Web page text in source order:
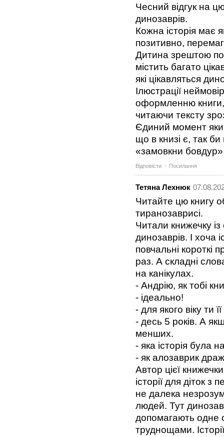
Чесний відгук на
динозаврів.
Кожна історія має
позитивно,
Дитина зрештою
містить багато
які цікавляться
Ілюстрації
оформленню книги,
читаючи тексту
Єдиний момент
що в книзі є, так
«замовкни
Відповісти Посилання
Тетяна Лехнюк
Читайте цю книгу
тиранозаврисі.
Читали книжечку
динозаврів. І хоча
повчальні
раз. А складні
на канікулах.
- Андрію, як тобі
- ідеально!
- для якого віку ти
- десь 5 років. А
менших.
- яка історія була
- як алозаврик
Автор цієї
історії для діток
не далека
людей. Тут
допомагають одне
труднощами.